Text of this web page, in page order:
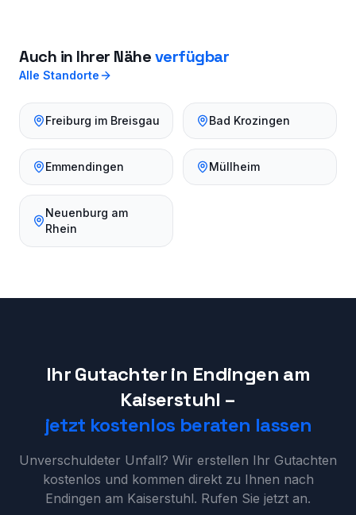
Auch in Ihrer Näheverfügbar
Alle Standorte
Freiburg im Breisgau Bad Krozingen
Emmendingen Müllheim
Neuenburg am
Rhein
Ihr Gutachter in Endingen am
Kaiserstuhl –
jetzt kostenlos beraten lassen
Unverschuldeter Unfall? Wir erstellen Ihr Gutachten
kostenlos und kommen direkt zu Ihnen nach
Endingen am Kaiserstuhl. Rufen Sie jetzt an.